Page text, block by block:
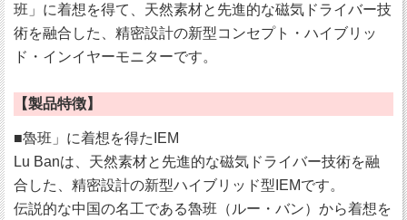
班」に着想を得て、天然素材と先進的な磁気ドライバー技
術を融合した、精密設計の新型コンセプト・ハイブリッ
ド・インイヤーモニターです。
【製品特徴】
■魯班」に着想を得たIEM
Lu Banは、天然素材と先進的な磁気ドライバー技術を融
合した、精密設計の新型ハイブリッド型IEMです。
伝説的な中国の名工である魯班（ルー・バン）から着想を